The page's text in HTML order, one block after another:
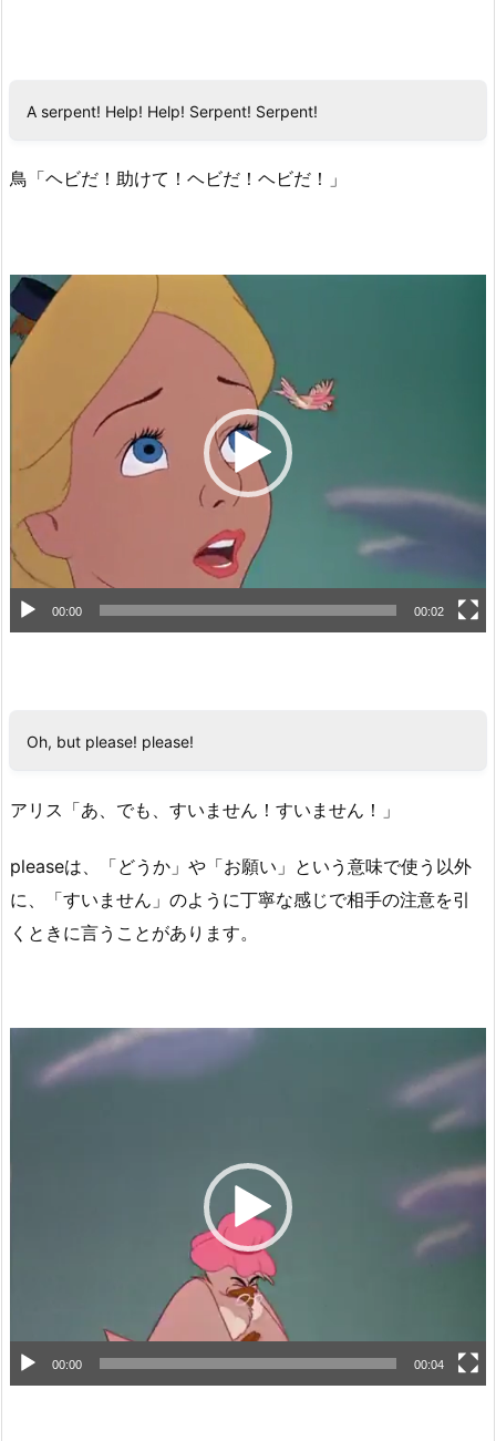
A serpent! Help! Help! Serpent! Serpent!
鳥「ヘビだ！助けて！ヘビだ！ヘビだ！」
動
画
プ
00:00 00:02
Oh, but please! please!
アリス「あ、でも、すいません！すいません！」
pleaseは、「どうか」や「お願い」という意味で使う以外
に、「すいません」のように丁寧な感じで相手の注意を引
くときに言うことがあります。
00:00 00:04